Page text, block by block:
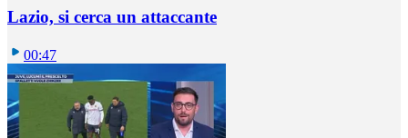
Lazio, si cerca un attaccante
00:47